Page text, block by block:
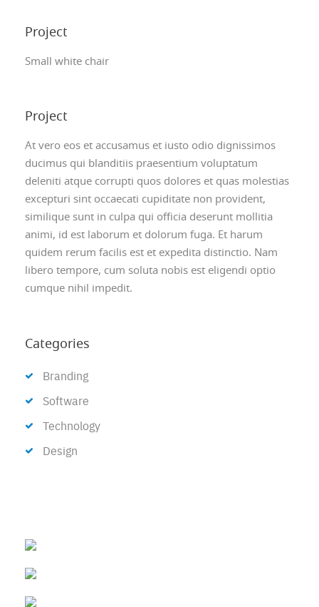
Project
Small white chair
Project
At vero eos et accusamus et iusto odio dignissimos
ducimus qui blanditiis praesentium voluptatum
deleniti atque corrupti quos dolores et quas molestias
excepturi sint occaecati cupiditate non provident,
similique sunt in culpa qui officia deserunt mollitia
animi, id est laborum et dolorum fuga. Et harum
quidem rerum facilis est et expedita distinctio. Nam
libero tempore, cum soluta nobis est eligendi optio
cumque nihil impedit.
Categories
Branding
Software
Technology
Design